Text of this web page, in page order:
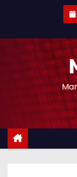
e